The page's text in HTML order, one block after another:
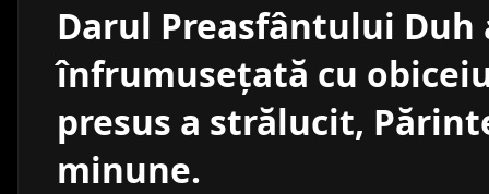
Darul Preasfântului
înfrumuseţată cu
presus a strălucit,
minune.